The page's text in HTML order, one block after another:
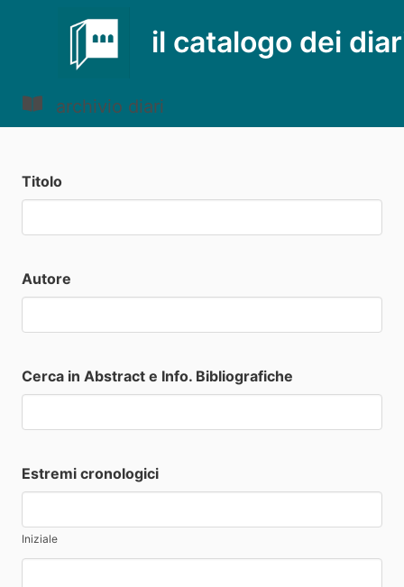
il catalogo dei
archivio diari
Titolo
Autore
Cerca in Abstract e Info. Bibliografiche
Estremi cronologici
Iniziale